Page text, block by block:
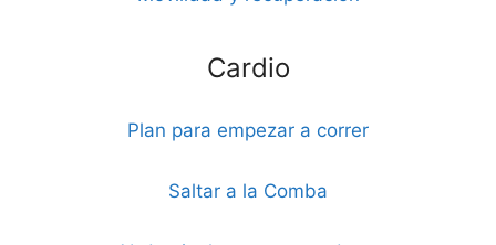
Cardio
Plan para empezar a correr
Saltar a la Comba